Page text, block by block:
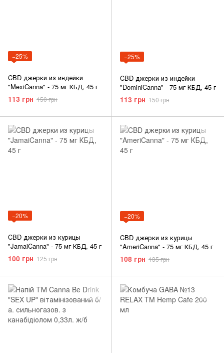
−25%
CBD джерки из индейки
"MexiCanna" - 75 мг КБД, 45 г
113 грн 150 грн
−25%
CBD джерки из индейки
"DominiCanna" - 75 мг КБД, 45 г
113 грн 150 грн
−20%
CBD джерки из курицы
"JamaiCanna" - 75 мг КБД, 45 г
100 грн 125 грн
−20%
CBD джерки из курицы
"AmeriCanna" - 75 мг КБД, 45 г
108 грн 135 грн